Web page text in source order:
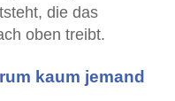
die das
oben treibt.
kaum jemand